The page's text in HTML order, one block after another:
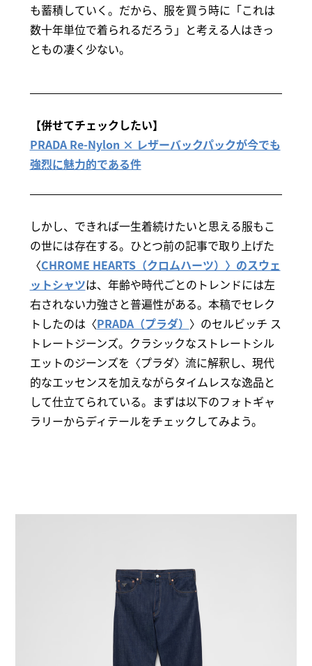
も蓄積していく。だから、服を買う時に「これは
数十年単位で着られるだろう」と考える人はきっ
ともの凄く少ない。
【併せてチェックしたい】
PRADA Re-Nylon × レザーバックパックが今でも
強烈に魅力的である件
しかし、できれば一生着続けたいと思える服もこ
の世には存在する。ひとつ前の記事で取り上げた
〈CHROME HEARTS（クロムハーツ）〉のスウェ
ットシャツは、年齢や時代ごとのトレンドには左
右されない力強さと普遍性がある。本稿でセレク
トしたのは〈PRADA（プラダ） 〉のセルビッチ ス
トレートジーンズ。クラシックなストレートシル
エットのジーンズを〈プラダ〉流に解釈し、現代
的なエッセンスを加えながらタイムレスな逸品と
して仕立てられている。まずは以下のフォトギャ
ラリーからディテールをチェックしてみよう。